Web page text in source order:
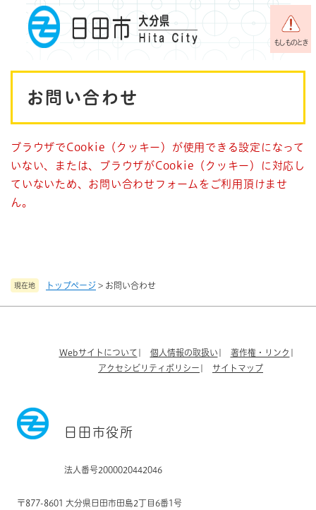
メニューを飛ばして本文へ
もしものとき
現在地 トップページ > お問い合わせ
お問い合わせ
ブラウザでCookie（クッキー）が使用できる設定になって
いない、または、ブラウザがCookie（クッキー）に対応し
ていないため、お問い合わせフォームをご利用頂けませ
ん。
Webサイトについて 個人情報の取扱い
著作権・リンク
アクセシビリティポリシー
サイトマップ
日田市役所
法人番号2000020442046
〒877-8601 大分県日田市田島2丁目6番1号